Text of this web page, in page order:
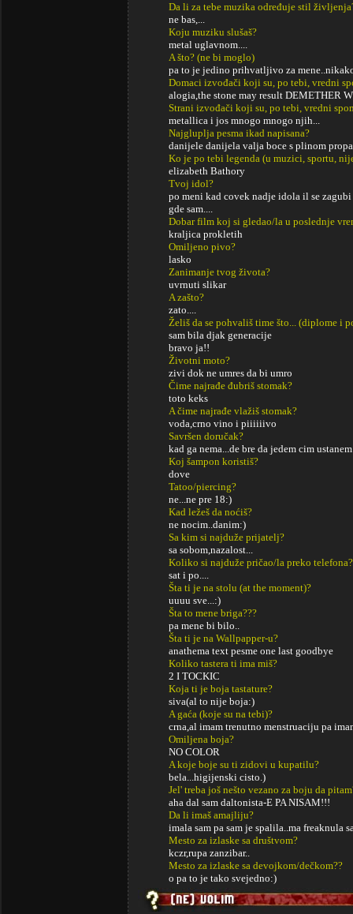
Da li za tebe muzika određuje stil
ne bas,...
Koju muziku slušaš?
metal uglavnom....
A što? (ne bi moglo)
pa to je jedino prihvatljivo za
Domaci izvođači koji su, po tebi, vredni
alogia,the stone may result DEMETHER
Strani izvođači koji su, po tebi, vredni
metallica i jos mnogo mnogo njih...
Najgluplja pesma ikad napisana?
danijele danijela valja boce s plinom
Ko je po tebi legenda (u muzici, sportu,
elizabeth Bathory
Tvoj idol?
po meni kad covek nadje idola il se
gde sam....
Dobar film koj si gledao/la u poslednje
kraljica prokletih
Omiljeno pivo?
lasko
Zanimanje tvog života?
uvrnuti slikar
A zašto?
zato....
Želiš da se pohvališ time što... (diplome i
sam bila djak generacije
bravo ja!!
Životni moto?
zivi dok ne umres da bi umro
Čime najrađe đubriš stomak?
toto keks
A čime najrađe vlažiš stomak?
voda,crno vino i piiiiiivo
Savršen doručak?
kad ga nema...de bre da jedem cim
Koj šampon koristiš?
dove
Tatoo/piercing?
ne...ne pre 18:)
Kad ležeš da noćiš?
ne nocim..danim:)
Sa kim si najduže prijatelj?
sa sobom,nazalost...
Koliko si najduže pričao/la preko telefona?
sat i po....
Šta ti je na stolu (at the moment)?
uuuu sve...:)
Šta to mene briga???
pa mene bi bilo..
Šta ti je na Wallpapper-u?
anathema text pesme one last goodbye
Koliko tastera ti ima miš?
2 I TOCKIC
Koja ti je boja tastature?
siva(al to nije boja:)
A gaća (koje su na tebi)?
crna,al imam trenutno menstruaciju pa
Omiljena boja?
NO COLOR
A koje boje su ti zidovi u kupatilu?
bela...higijenski cisto.)
Jel' treba još nešto vezano za boju da
aha dal sam daltonista-E PA NISAM!!!
Da li imaš amajliju?
imala sam pa sam je spalila..ma freaknula
Mesto za izlaske sa društvom?
kczr,rupa zanzibar..
Mesto za izlaske sa devojkom/dečkom??
o pa to je tako svejedno:)